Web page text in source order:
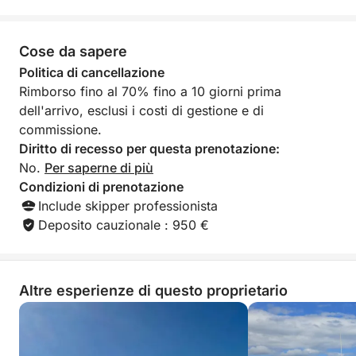
Cose da sapere
Politica di cancellazione
Rimborso fino al 70% fino a 10 giorni prima
dell'arrivo, esclusi i costi di gestione e di
commissione.
Diritto di recesso per questa prenotazione:
No. Per saperne di più
Condizioni di prenotazione
Include skipper professionista
Deposito cauzionale : 950 €
Altre esperienze di questo proprietario